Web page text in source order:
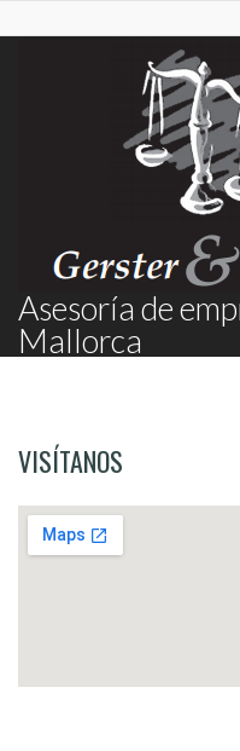
Asesoría de
Mallorca
VISÍTANOS